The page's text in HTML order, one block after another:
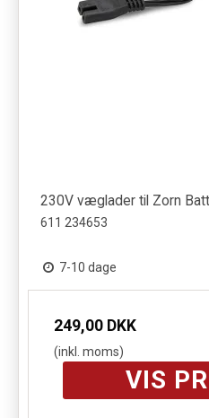
230V væglader til Zorn
611 234653
7-10 dage
249,00 DKK
(inkl. moms)
VIS